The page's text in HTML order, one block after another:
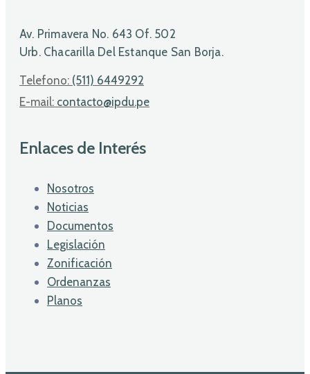
Av. Primavera No. 643 Of. 502
Urb. Chacarilla Del Estanque San Borja.
Telefono: (511) 6449292
E-mail: contacto@ipdu.pe
Enlaces de Interés
Nosotros
Noticias
Documentos
Legislación
Zonificación
Ordenanzas
Planos